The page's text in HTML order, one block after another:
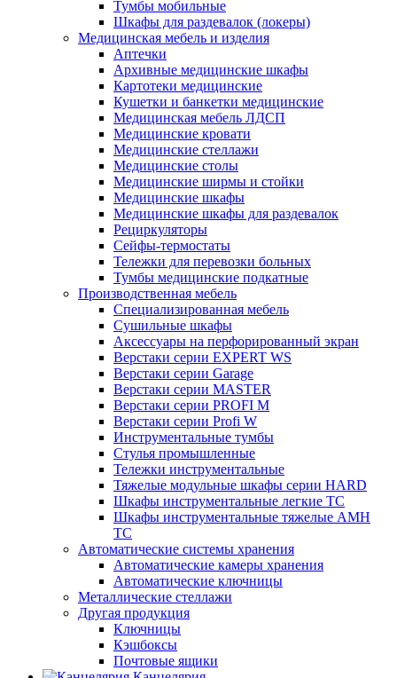
Тумбы мобильные
Шкафы для раздевалок (локеры)
Медицинская мебель и изделия
Аптечки
Архивные медицинские шкафы
Картотеки медицинские
Кушетки и банкетки медицинские
Медицинская мебель ЛДСП
Медицинские кровати
Медицинские стеллажи
Медицинские столы
Медицинские ширмы и стойки
Медицинские шкафы
Медицинские шкафы для раздевалок
Рециркуляторы
Сейфы-термостаты
Тележки для перевозки больных
Тумбы медицинские подкатные
Производственная мебель
Cпециализированная мебель
Cушильные шкафы
Аксессуары на перфорированный экран
Верстаки серии EXPERT WS
Верстаки серии Garage
Верстаки серии MASTER
Верстаки серии PROFI M
Верстаки серии Profi W
Инструментальные тумбы
Стулья промышленные
Тележки инструментальные
Тяжелые модульные шкафы серии HARD
Шкафы инструментальные легкие ТС
Шкафы инструментальные тяжелые AMH
TC
Автоматические системы хранения
Автоматические камеры хранения
Автоматические ключницы
Металлические стеллажи
Другая продукция
Ключницы
Кэшбоксы
Почтовые ящики